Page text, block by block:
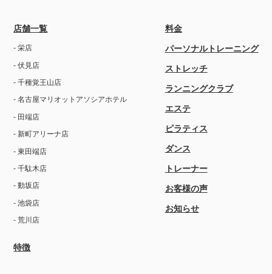
店舗一覧
- 栄店
- 伏見店
- 千種覚王山店
- 名古屋マリオットアソシアホテル
- 田端店
- 新町アリーナ店
- 東田端店
- 千駄木店
- 動坂店
- 池袋店
- 荒川店
特徴
料金
パーソナルトレーニング
ストレッチ
ランニングクラブ
エステ
ピラティス
ダンス
トレーナー
お客様の声
お知らせ